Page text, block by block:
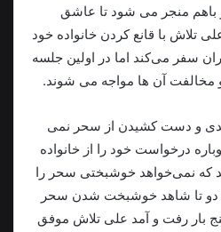
باهم منجر می شود تا عاشق
تلاش با قانع کردن خانواده خود
سفر می‌کند اما در اولین جلسه
مخالفت آن ها مواجه می شوند.
و دست کشیدن از سحر نمی
درخواست خود را از خانواده
که نمی‌خواهد خوشبختی سحر را
ما دو تا شاهد خوشبخت شدن سحر
بار رفت و آمد علی تلاش موفق